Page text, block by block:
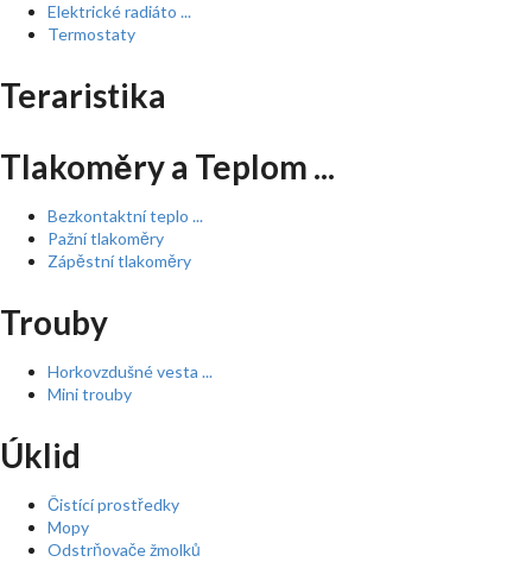
Elektrické radiáto ...
Termostaty
Teraristika
Tlakoměry a Teplom ...
Bezkontaktní teplo ...
Pažní tlakoměry
Zápěstní tlakoměry
Trouby
Horkovzdušné vesta ...
Mini trouby
Úklid
Čistící prostředky
Mopy
Odstrňovače žmolků